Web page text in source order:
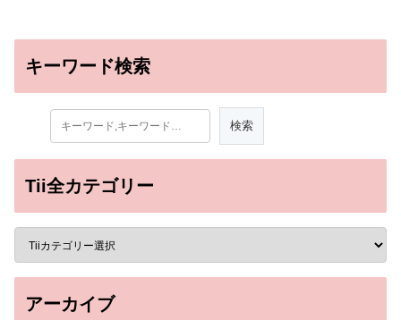
キーワード検索
Tii全カテゴリー
アーカイブ